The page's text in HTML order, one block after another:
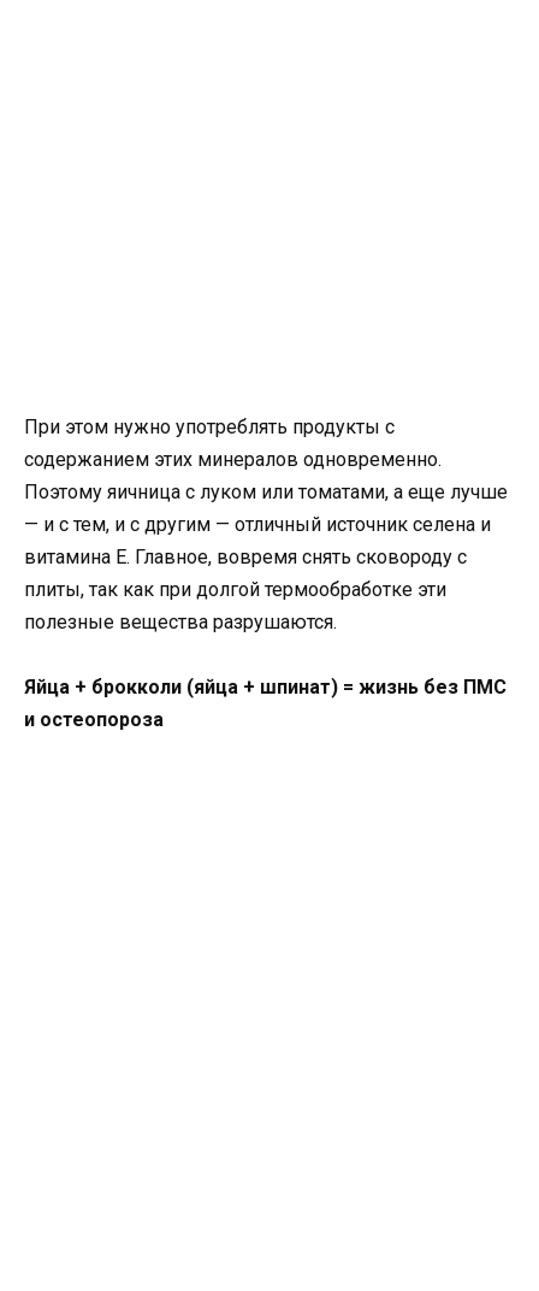
При этом нужно употреблять продукты с
содержанием этих минералов одновременно.
Поэтому яичница с луком или томатами, а еще лучше
— и с тем, и с другим — отличный источник селена и
витамина Е. Главное, вовремя снять сковороду с
плиты, так как при долгой термообработке эти
полезные вещества разрушаются.
Яйца + брокколи (яйца + шпинат) = жизнь без ПМС
и остеопороза